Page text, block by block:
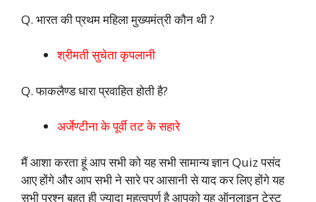
Q. भारत की प्रथम महिला मुख्यमंत्री कौन थी ?
श्रीमती सुचेता कृपलानी
Q. फाकलैण्ड धारा प्रवाहित होती है?
अर्जेण्टीना के पूर्वी तट के सहारे
मैं आशा करता हूं आप सभी को यह सभी सामान्य ज्ञान Quiz पसंद
आए होंगे और आप सभी ने सारे पर आसानी से याद कर लिए होंगे यह
सभी प्रश्न बहुत ही ज्यादा महत्वपूर्ण है आपको यह ऑनलाइन टेस्ट